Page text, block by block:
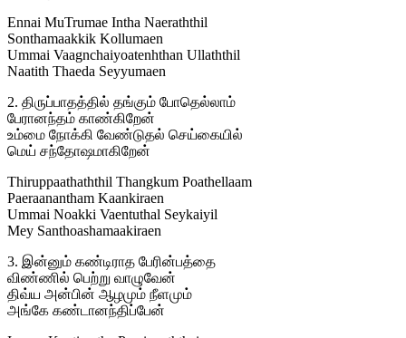
Ennai MuTrumae Intha Naeraththil
Sonthamaakkik Kollumaen
Ummai Vaagnchaiyoatenhthan Ullaththil
Naatith Thaeda Seyyumaen
2. திருப்பாதத்தில் தங்கும் போதெல்லாம்
பேரானந்தம் காண்கிறேன்
உம்மை நோக்கி வேண்டுதல் செய்கையில்
மெய் சந்தோஷமாகிறேன்
Thiruppaathaththil Thangkum Poathellaam
Paeraanantham Kaankiraen
Ummai Noakki Vaentuthal Seykaiyil
Mey Santhoashamaakiraen
3. இன்னும் கண்டிராத பேரின்பத்தை
விண்ணில் பெற்று வாழுவேன்
திவ்ய அன்பின் ஆழமும் நீளமும்
அங்கே கண்டானந்திப்பேன்